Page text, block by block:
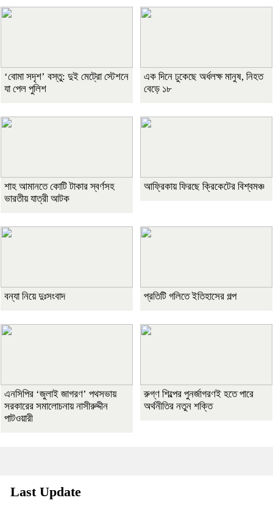
‘বোমা সদৃশ’ বস্তু: দুই মেট্রো স্টেশনে
যা পেল পুলিশ
এক দিনে ঢুকেছে অর্ধলক্ষ মানুষ, নিহত
বেড়ে ১৮
শাহ আমানতে কোটি টাকার স্বর্ণসহ
ভারতীয় যাত্রী আটক
আফ্রিকায় ফিরছে ক্রিকেটের বিশ্বমঞ্চ
বন্যা নিয়ে দুঃসংবাদ প্রতিটি গলিতে ইতিহাসের গল্প
এনসিপির ‘জুলাই জাগরণ’ পথসভায়
সরকারের সমালোচনায় নাসীরুদ্দীন
পাটওয়ারী
রুগ্ণ শিল্পের পুনর্জাগরণই হতে পারে
অর্থনীতির নতুন শক্তি
Last Update